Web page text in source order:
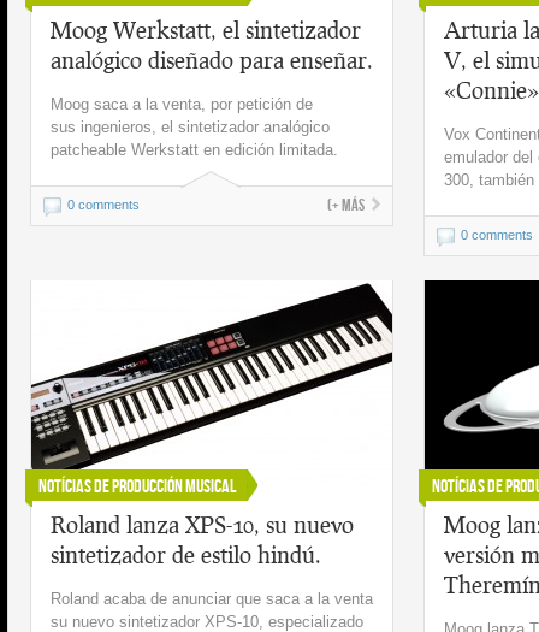
Moog Werkstatt, el sintetizador
analógico diseñado para enseñar.
Moog saca a la venta, por petición de
sus ingenieros, el sintetizador analógico
patcheable Werkstatt en edición limitada.
0 comments (+ más
Arturia
V, el
«Connie»
Vox
emulador del
300,
0 comments
Notícias de Producción Musical
Roland lanza XPS-10, su nuevo
sintetizador de estilo hindú.
Roland acaba de anunciar que saca a la venta
su nuevo sintetizador XPS-10, especializado
Notícias de
Moog
versión